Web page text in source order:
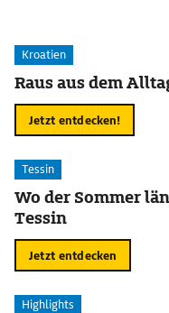
Kroatien
Raus aus dem
Jetzt entdecken!
Tessin
Wo der Sommer
Tessin
Jetzt entdecken
Highlights